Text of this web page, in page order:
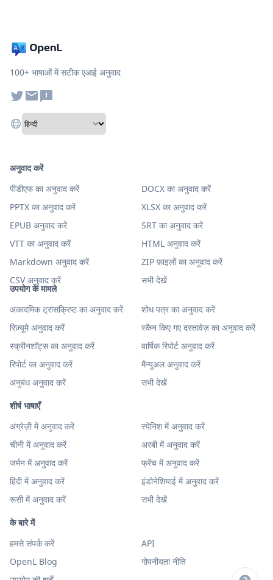
100+ भाषाओं में सटीक एआई अनुवाद
उपयोग के मामले
अकादमिक ट्रांसक्रिप्ट का अनुवाद करें
शोध पत्र का अनुवाद करें
रिज़्यूमे अनुवाद करें
स्कैन किए गए दस्तावेज़ का अनुवाद करें
स्क्रीनशॉट्स का अनुवाद करें
वार्षिक रिपोर्ट अनुवाद करें
रिपोर्ट का अनुवाद करें
मैन्युअल अनुवाद करें
अनुबंध अनुवाद करें
सभी देखें
शीर्ष भाषाएँ
अंग्रेज़ी में अनुवाद करें
स्पेनिश में अनुवाद करें
चीनी में अनुवाद करें
अरबी में अनुवाद करें
जर्मन में अनुवाद करें
फ्रेंच में अनुवाद करें
हिंदी में अनुवाद करें
इंडोनेशियाई में अनुवाद करें
रूसी में अनुवाद करें
सभी देखें
अनुवाद करें
पीडीएफ का अनुवाद करें
DOCX का अनुवाद करें
PPTX का अनुवाद करें
XLSX का अनुवाद करें
EPUB अनुवाद करें
SRT का अनुवाद करें
VTT का अनुवाद करें
HTML अनुवाद करें
Markdown अनुवाद करें
ZIP फ़ाइलों का अनुवाद करें
CSV अनुवाद करें
सभी देखें
के बारे में
हमसे संपर्क करें
API
OpenL Blog
गोपनीयता नीति